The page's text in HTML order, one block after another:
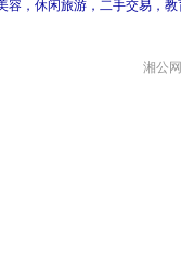
，休闲旅游，二手交易，
湘公